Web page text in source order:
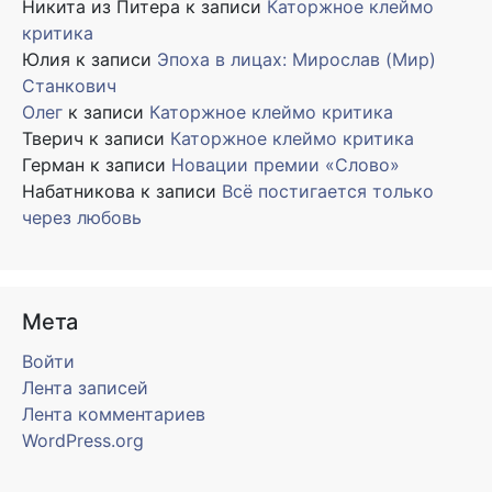
Никита из Питера к записи Каторжное клеймо
критика
Юлия к записи Эпоха в лицах: Мирослав (Мир)
Станкович
Олег к записи Каторжное клеймо критика
Тверич к записи Каторжное клеймо критика
Герман к записи Новации премии «Слово»
Набатникова к записи Всё постигается только
через любовь
Мета
Войти
Лента записей
Лента комментариев
WordPress.org